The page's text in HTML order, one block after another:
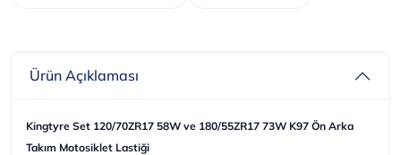
Ürün Açıklaması
Kingtyre Set 120/70ZR17 58W ve 180/55ZR17 73W K97 Ön Arka
Takım Motosiklet Lastiği